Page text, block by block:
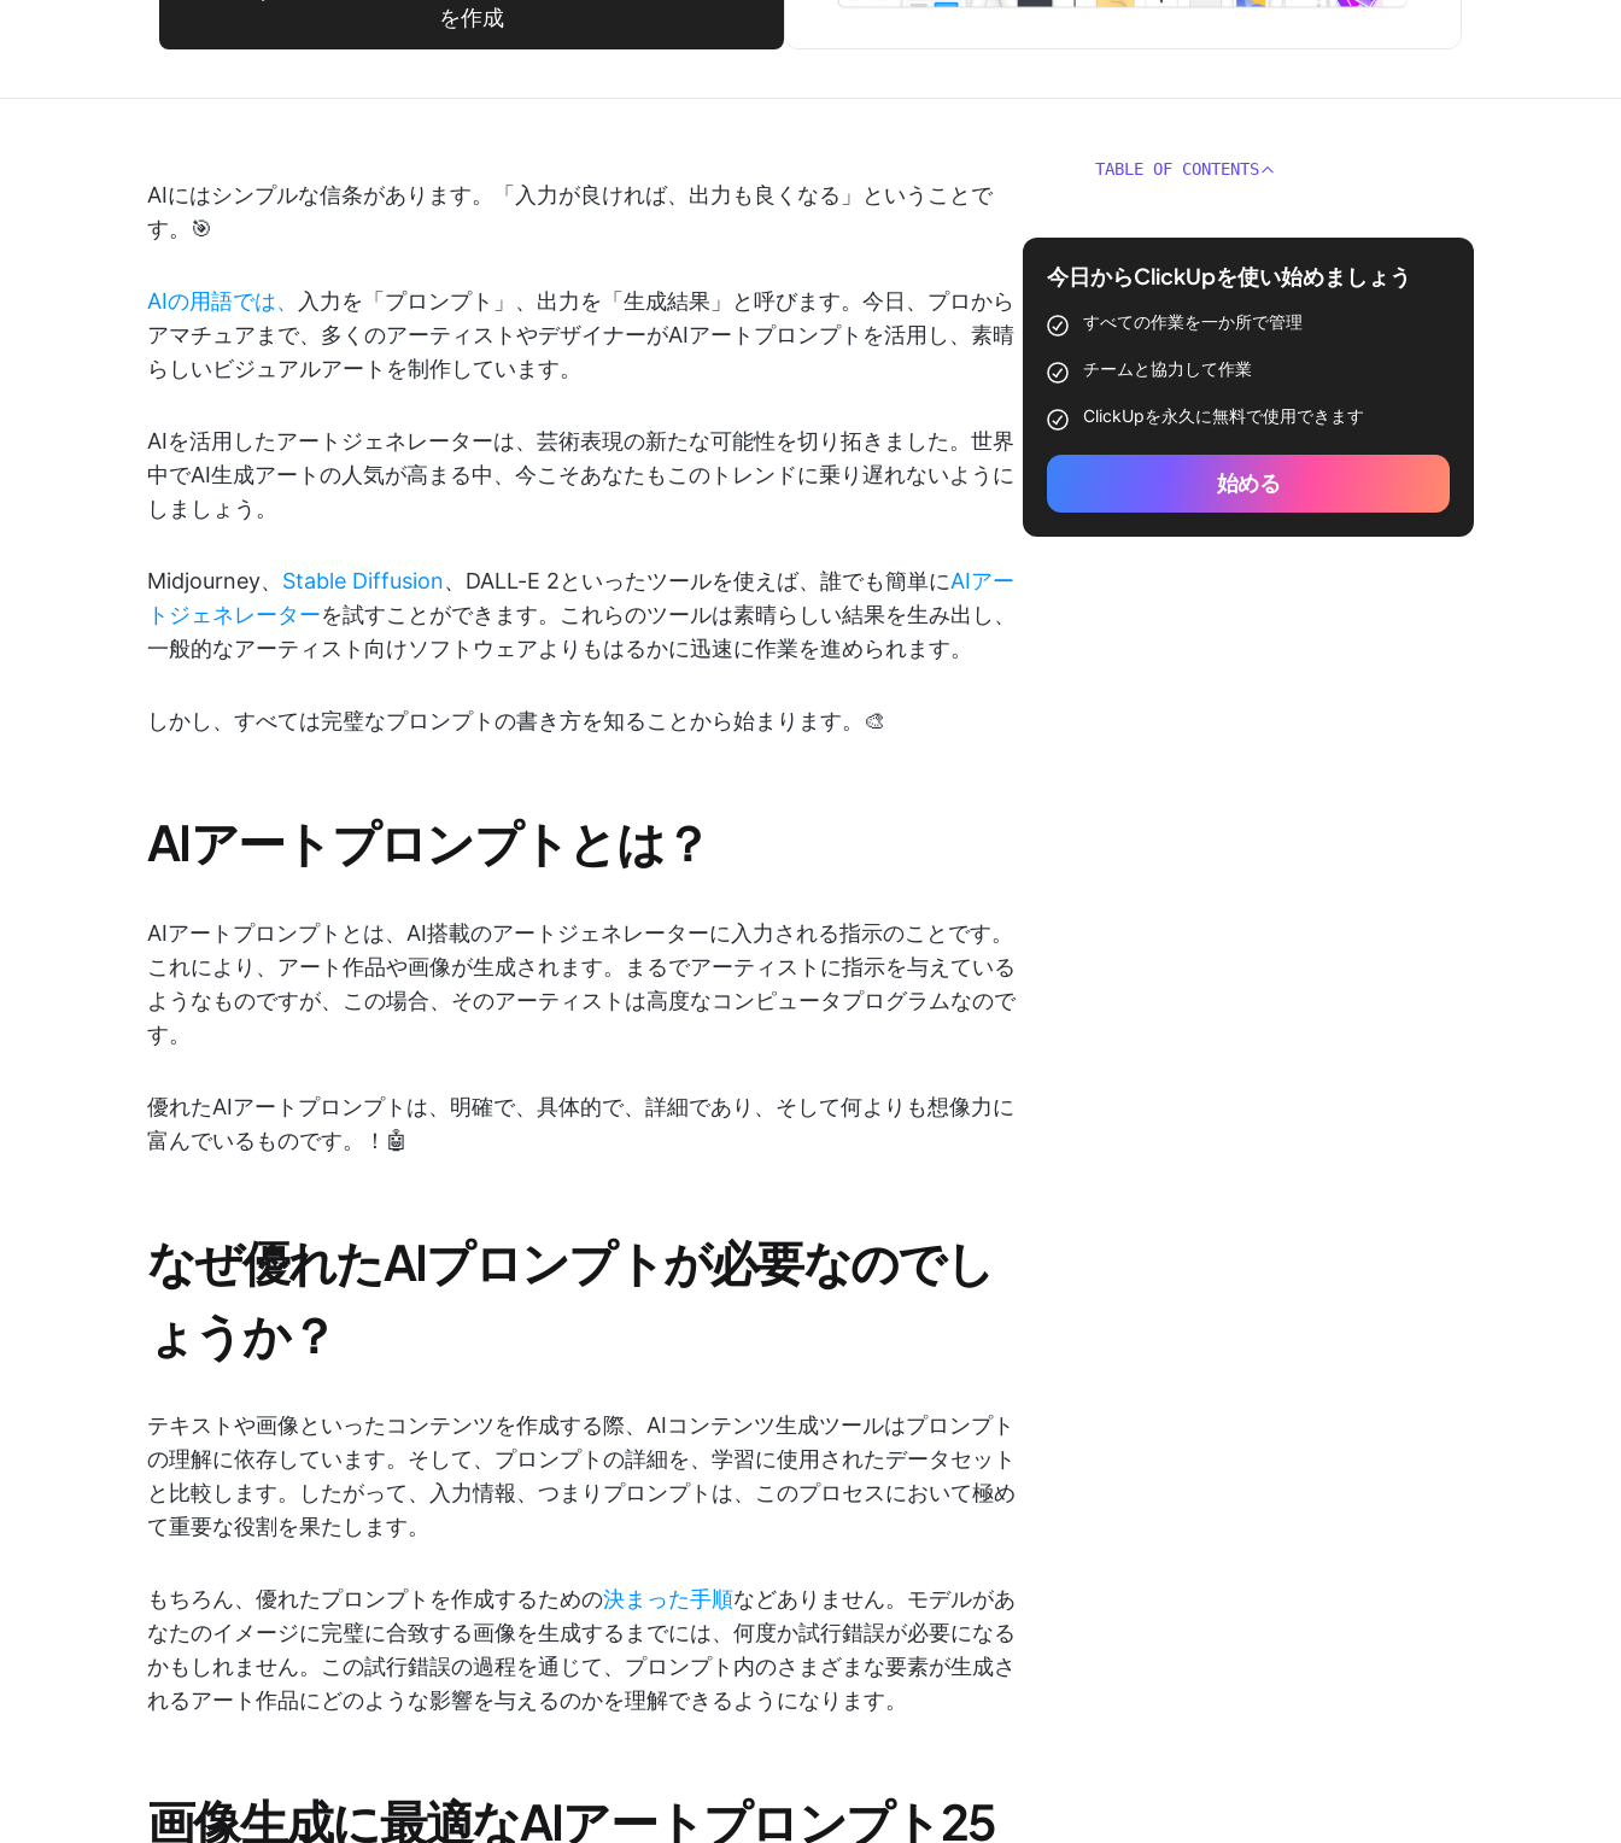
を作成
AIにはシンプルな信条があります。「入力が良ければ、出力も良くなる」ということで
す。🎯
AIの用語では、
入力を「プロンプト」、出力を「生成結果」と呼びます。今日、プロから
アマチュアまで、多くのアーティストやデザイナーがAIアートプロンプトを活用し、素晴
らしいビジュアルアートを制作しています。
AIを活用したアートジェネレーターは、芸術表現の新たな可能性を切り拓きました。世界
中でAI生成アートの人気が高まる中、今こそあなたもこのトレンドに乗り遅れないように
しましょう。
Midjourney、 Stable Diffusion、DALL-E 2といったツールを使えば、誰でも簡単にAIアー
トジェネレーターを試すことができます。これらのツールは素晴らしい結果を生み出し、
一般的なアーティスト向けソフトウェアよりもはるかに迅速に作業を進められます。
しかし、すべては完璧なプロンプトの書き方を知ることから始まります。🎨
AIアートプロンプトとは？
AIアートプロンプトとは、AI搭載のアートジェネレーターに入力される指示のことです。
これにより、アート作品や画像が生成されます。まるでアーティストに指示を与えている
ようなものですが、この場合、そのアーティストは高度なコンピュータプログラムなので
す。
優れたAIアートプロンプトは、明確で、具体的で、詳細であり、そして何よりも想像力に
富んでいるものです。！🤖
なぜ優れたAIプロンプトが必要なのでし
ょうか？
テキストや画像といったコンテンツを作成する際、AIコンテンツ生成ツールはプロンプト
の理解に依存しています。そして、プロンプトの詳細を、学習に使用されたデータセット
と比較します。したがって、入力情報、つまりプロンプトは、このプロセスにおいて極め
て重要な役割を果たします。
もちろん、優れたプロンプトを作成するための決まった手順などありません。モデルがあ
なたのイメージに完璧に合致する画像を生成するまでには、何度か試行錯誤が必要になる
かもしれません。この試行錯誤の過程を通じて、プロンプト内のさまざまな要素が生成さ
れるアート作品にどのような影響を与えるのかを理解できるようになります。
画像生成に最適なAIアートプロンプト25
TABLE OF CONTENTS
今日からClickUpを使い始めましょう
すべての作業を一か所で管理
チームと協力して作業
ClickUpを永久に無料で使用できます
始める